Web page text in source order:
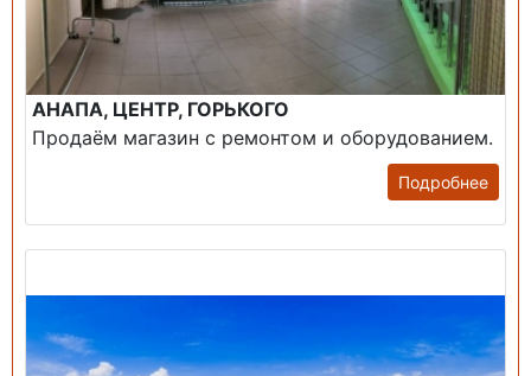
АНАПА, ЦЕНТР, ГОРЬКОГО
Продаём магазин с ремонтом и оборудованием.
Подробнее